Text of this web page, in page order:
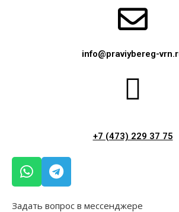
info@praviybereg-
+7 (473) 229 37 75
Задать вопрос в мессенджере